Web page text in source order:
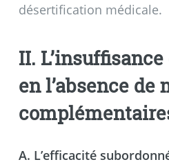
désertification médicale.
II. L’insuffisance
en l’absence de
A. L’efficacité